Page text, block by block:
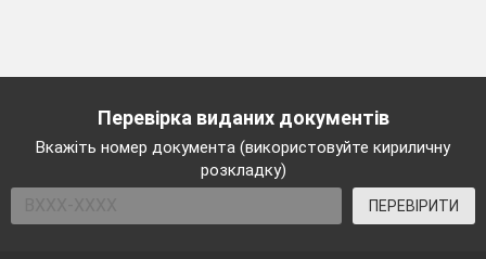
Перевірка виданих документів
Вкажіть номер документа (використовуйте кириличну
розкладку)
ПЕРЕВІРИТИ